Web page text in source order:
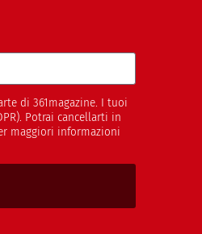
di 361magazine. I tuoi
Potrai cancellarti in
maggiori informazioni